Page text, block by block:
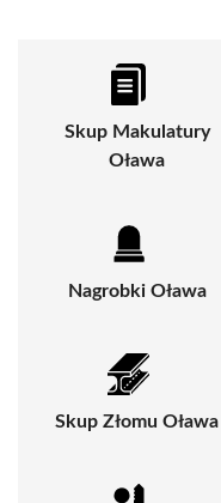
Skup Makulatury
Oława
Nagrobki Oława
Skup Złomu Oława